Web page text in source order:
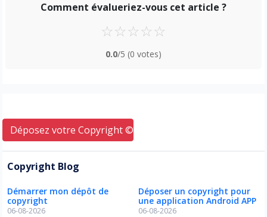
Déposez votre Copyright © ici
Copyright Blog
Démarrer mon dépôt de
copyright
06-08-2026
Déposer un copyright pour
une application Android APP
06-08-2026
Comment évalueriez-vous cet article ?
☆☆☆☆☆
0.0/5 (0 votes)